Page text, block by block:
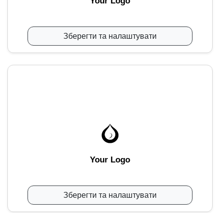
Зберегти та налаштувати
Your Logo
Зберегти та налаштувати